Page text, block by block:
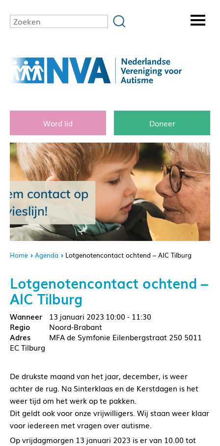
Word lid Doneer
Home Agenda Lotgenotencontact ochtend – AIC Tilburg
Lotgenotencontact ochtend –
AIC Tilburg
13 januari 2023 10:00 - 11:30
Noord-Brabant
MFA de Symfonie Eilenbergstraat 250 5011
EC Tilburg
De drukste maand van het jaar, december, is weer
achter de rug. Na Sinterklaas en de Kerstdagen is het
weer tijd om het werk op te pakken.
Dit geldt ook voor onze vrijwilligers. Wij staan weer klaar
voor iedereen met vragen over autisme.
Op vrijdagmorgen 13 januari 2023 is er van 10.00 tot